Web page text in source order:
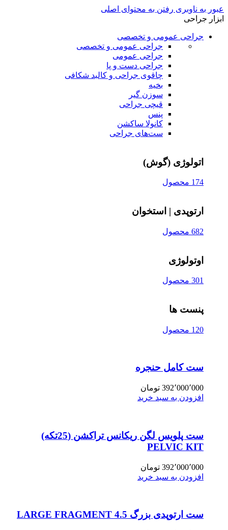
عبور به ناوبری رفتن به محتوای اصلی
ابزار جراحی
جراحی عمومی و تخصصی
جراحی عمومی و تخصصی
جراحی عمومی
جراحی دست و پا
چاقوی جراحی و کالبد شکافی
بخیه
سوزن‌ گیر
قیچی‌ جراحی
پنس
کانولا ساکشن
ست‌های جراحی
اتولوژی (گوش)
174 محصول
ارتوپدی | استخوان
682 محصول
اوتولوژی
301 محصول
پنست ها
120 محصول
ست کامل حنجره
392٬000٬000 تومان
افزودن به سبد خرید
ست پلویس لگن ریکانس تراکشن (25تکه)
PELVIC KIT
392٬000٬000 تومان
افزودن به سبد خرید
ست ارتوپدی بزرگ 4.5 LARGE FRAGMENT